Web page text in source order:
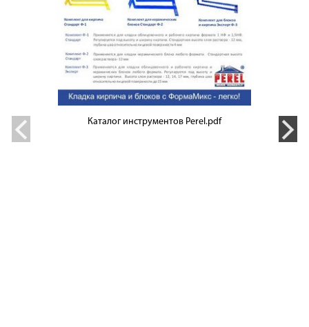
Каталог инструментов Perel.pdf